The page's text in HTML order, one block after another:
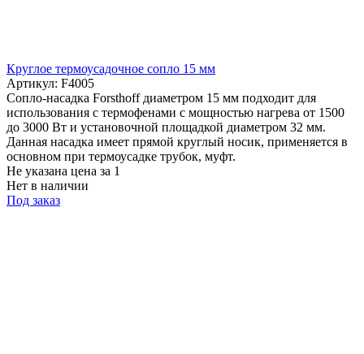
Круглое термоусадочное сопло 15 мм
Артикул: F4005
Сопло-насадка Forsthoff диаметром 15 мм подходит для
использования с термофенами с мощностью нагрева от 1500
до 3000 Вт и установочной площадкой диаметром 32 мм.
Данная насадка имеет прямой круглый носик, применяется в
основном при термоусадке трубок, муфт.
Не указана цена за 1
Нет в наличии
Под заказ